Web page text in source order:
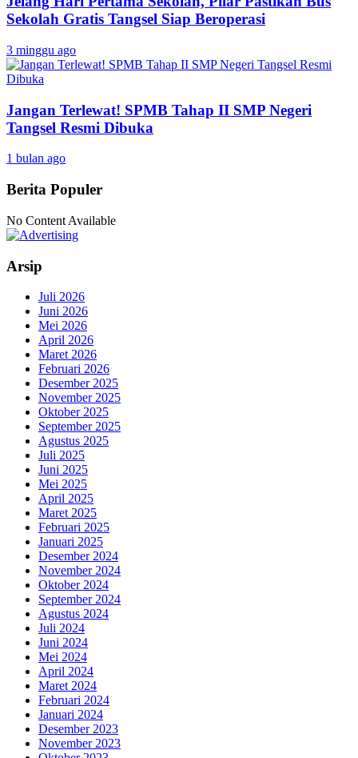
Sekolah Gratis Tangsel Siap Beroperasi
3 minggu ago
Jangan Terlewat! SPMB Tahap II SMP Negeri
Tangsel Resmi Dibuka
1 bulan ago
Berita Populer
No Content Available
Arsip
Juli 2026
Juni 2026
Mei 2026
April 2026
Maret 2026
Februari 2026
Desember 2025
November 2025
Oktober 2025
September 2025
Agustus 2025
Juli 2025
Juni 2025
Mei 2025
April 2025
Maret 2025
Februari 2025
Januari 2025
Desember 2024
November 2024
Oktober 2024
September 2024
Agustus 2024
Juli 2024
Juni 2024
Mei 2024
April 2024
Maret 2024
Februari 2024
Januari 2024
Desember 2023
November 2023